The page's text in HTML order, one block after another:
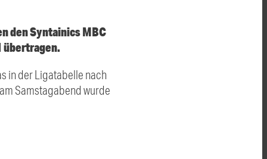
den Syntainics MBC
übertragen.
in der Ligatabelle nach
Samstagabend wurde